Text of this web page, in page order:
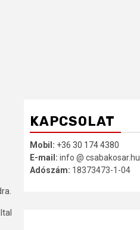
KAPCSOLAT
Mobil: +36 30 174 4380
E-mail: info @ csabakosar.hu
Adószám: 18373473-1-04